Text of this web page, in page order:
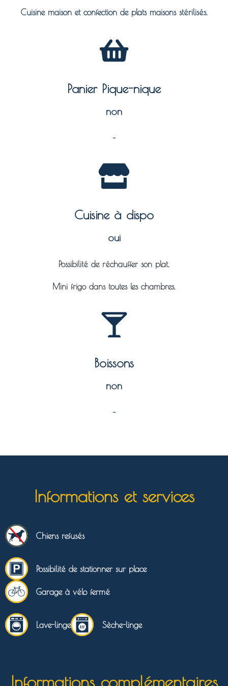
Cuisine maison et confection de plats maisons stérilisés.
Panier Pique-nique
non
–
Cuisine à dispo
oui
Possibilité de réchauffer son plat.
Mini frigo dans toutes les chambres.
Boissons
non
–
Informations et services
Chiens refusés
Possibilité de stationner sur place
Garage à vélo fermé
Lave-linge Sèche-linge
Informations complémentaires